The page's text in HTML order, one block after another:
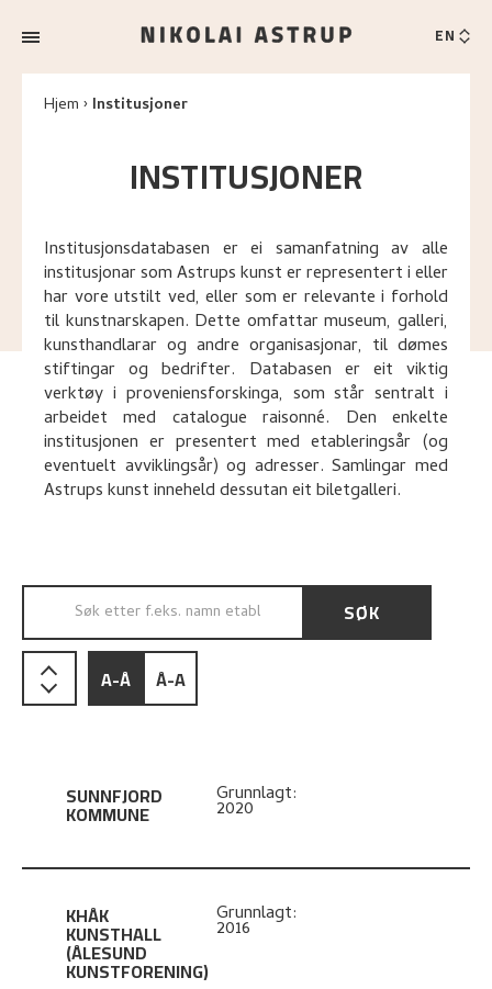
EN
Hjem Institusjoner
INSTITUSJONER
Institusjonsdatabasen er ei samanfatning av alle
institusjonar som Astrups kunst er representert i eller
har vore utstilt ved, eller som er relevante i forhold
til kunstnarskapen. Dette omfattar museum, galleri,
kunsthandlarar og andre organisasjonar, til dømes
stiftingar og bedrifter. Databasen er eit viktig
verktøy i proveniensforskinga, som står sentralt i
arbeidet med catalogue raisonné. Den enkelte
institusjonen er presentert med etableringsår (og
eventuelt avviklingsår) og adresser. Samlingar med
Astrups kunst inneheld dessutan eit biletgalleri.
SØK ETTER F.EKS. NAMN ETABLERINGSÅR...
SØK
A-Å Å-A
SUNNFJORD
KOMMUNE
Grunnlagt:
2020
KHÅK
KUNSTHALL
(ÅLESUND
KUNSTFORENING)
Grunnlagt:
2016